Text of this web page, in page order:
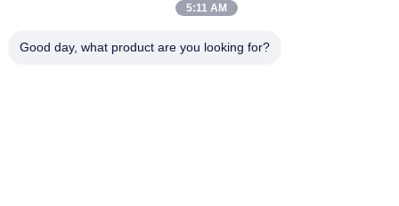
5:11 AM
Good day, what product are you looking for?